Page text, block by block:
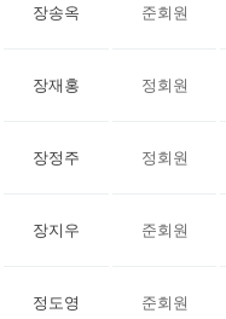
장송옥 준회원
장재홍 정회원
장정주 정회원
장지우 준회원
정도영 준회원